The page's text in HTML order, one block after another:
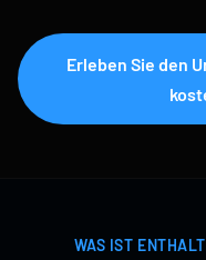
Erleben Sie den
WAS IST